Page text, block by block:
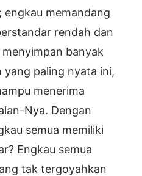
engkau memandang
rendah dan
banyak
yang paling nyata ini,
menerima
Nya. Dengan
semua memiliki
Engkau semua
tak tergoyahkan